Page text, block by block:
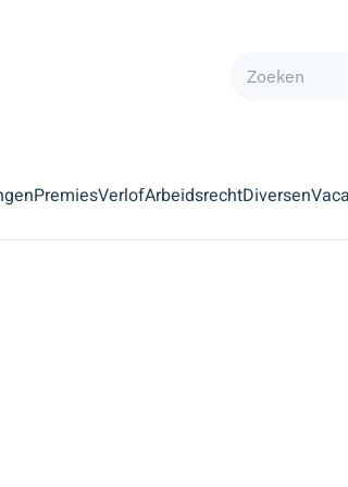
PremiesVerlofArbeidsrechtDiversen